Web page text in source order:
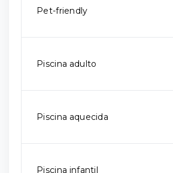
Pet-friendly
Piscina adulto
Piscina aquecida
Piscina infantil